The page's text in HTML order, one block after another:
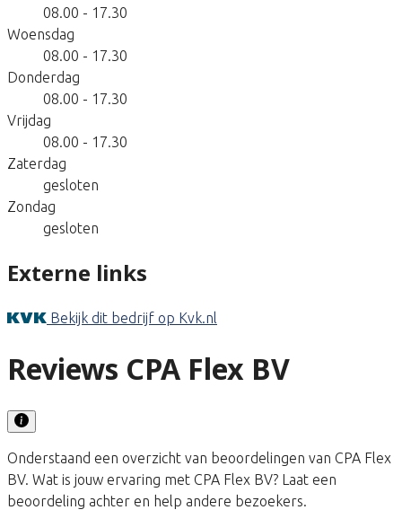
08.00 - 17.30
Woensdag
08.00 - 17.30
Donderdag
08.00 - 17.30
Vrijdag
08.00 - 17.30
Zaterdag
gesloten
Zondag
gesloten
Externe links
Bekijk dit bedrijf op Kvk.nl
Reviews CPA Flex BV
Onderstaand een overzicht van beoordelingen van CPA Flex
BV. Wat is jouw ervaring met CPA Flex BV? Laat een
beoordeling achter en help andere bezoekers.